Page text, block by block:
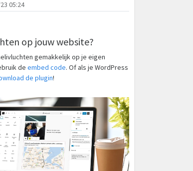
05:24
op jouw website?
gemakkelijk op je eigen
de embed code. Of als je WordPress
de plugin!